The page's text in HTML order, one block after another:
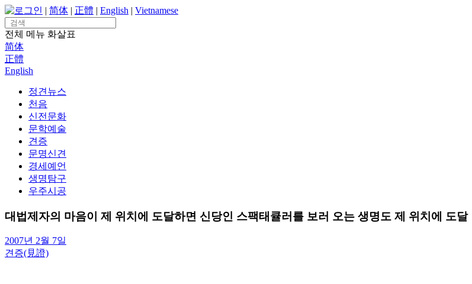
Skip
to
content
로그인 | 简体 | 正體 | English | Vietnamese
Search
for:
전체 메뉴 화살표
简体
正體
English
정견뉴스
천음
신전문화
문학예술
견증
문명신견
경세예언
생명탐구
우주시공
대법제자의 마음이 제 위치에 도달하면 신당인 스팩태큘러를 보러 오는 생명도 제 위치에 도달
2007년 2월 7일
견증(見證)